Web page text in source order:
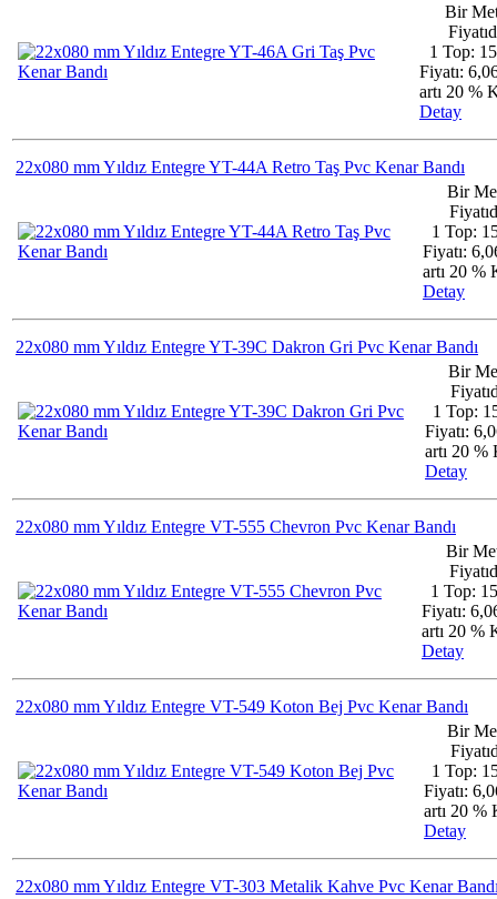
Bir
1 Top:
Fiyatı:
artı 20 %
Detay
22x080 mm Yıldız Entegre YT-44A Retro Taş Pvc Kenar Bandı
Bir
1 Top:
Fiyatı:
artı 20 %
Detay
22x080 mm Yıldız Entegre YT-39C Dakron Gri Pvc Kenar Bandı
Bir
1 Top:
Fiyatı:
artı 20
Detay
22x080 mm Yıldız Entegre VT-555 Chevron Pvc Kenar Bandı
Bir
1 Top:
Fiyatı:
artı 20 %
Detay
22x080 mm Yıldız Entegre VT-549 Koton Bej Pvc Kenar Bandı
Bir
1 Top:
Fiyatı:
artı 20
Detay
22x080 mm Yıldız Entegre VT-303 Metalik Kahve Pvc Kenar